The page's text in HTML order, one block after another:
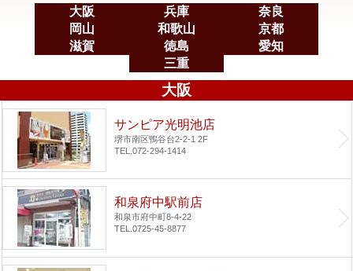
大阪 兵庫
奈良
岡山
和歌山
京都
滋賀
徳島
愛知
三重
大阪
サンピア光明池店
堺市南区鴨谷台2-2-1 2F
TEL.072-294-1414
和泉府中駅前店
和泉市府中町8-4-22
TEL.0725-45-8877